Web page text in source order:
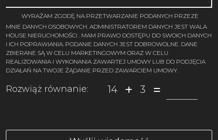
WYRAŻAM ZGODĘ NA PRZETWARZANIE PODANYCH PRZEZE
MNIE DANYCH OSOBOWYCH. ADMINISTRATOREM DANYCH JEST WALA
HOUSE NIERUCHOMOŚCI . MAM PRAWO DOSTĘPU DO SWOICH DANYCH
I ICH POPRAWIANIA. PODANIE DANYCH JEST DOBROWOLNE. DANE
ZBIERANE SĄ W CELU MARKETINGOWYM ORAZ W CELU
REALIZOWANIA I WYKONANIA ZAWARTEJ UMOWY LUB DO PODJĘCIA
DZIAŁAŃ NA TWOJE ŻĄDANIE PRZED ZAWARCIEM UMOWY.
Rozwiąż równanie: 14 3